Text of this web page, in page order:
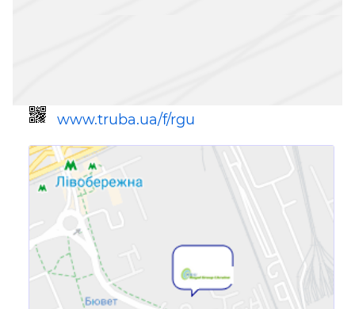
www.truba.ua/f/rgu
Ссылка для мобильных устройств